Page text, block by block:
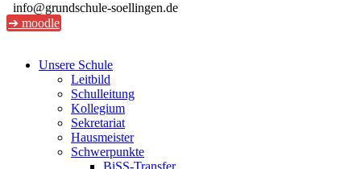
info@grundschule-soellingen.de
➔ moodle
Unsere Schule
Leitbild
Schulleitung
Kollegium
Sekretariat
Hausmeister
Schwerpunkte
BiSS-Transfer